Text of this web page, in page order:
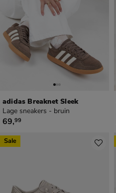
adidas Breaknet Sleek
Lage sneakers - bruin
€ 69,99
69,99
Sale